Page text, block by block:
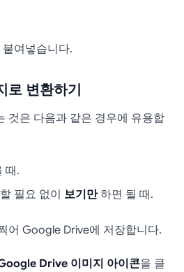
여넣습니다.
로 변환하기
것은 다음과 같은 경우에 유용합
때.
할 필요 없이 보기만하면 될 때.
어 Google Drive에 저장합니다.
Drive 이미지 아이콘을 클